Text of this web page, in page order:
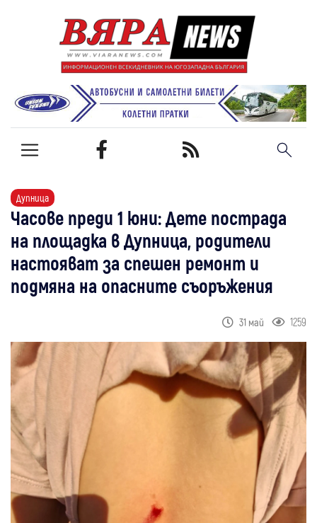
Дупница
Часове преди 1 юни: Дете пострада
на площадка в Дупница, родители
настояват за спешен ремонт и
подмяна на опасните съоръжения
31 май 1259